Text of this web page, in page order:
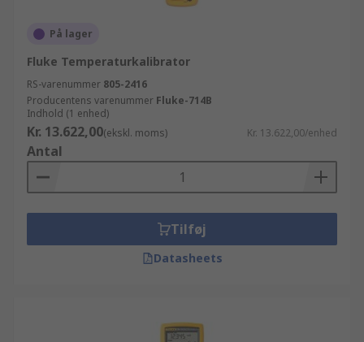
På lager
Fluke Temperaturkalibrator
RS-varenummer 805-2416
Producentens varenummer Fluke-714B
Indhold (1 enhed)
Kr. 13.622,00(ekskl. moms) Kr. 13.622,00/enhed
Antal
Tilføj
Datasheets